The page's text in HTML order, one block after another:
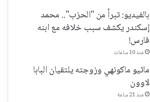
بالفيديو: تبرأ من "الحزب".. محمد
إسكندر يكشف سبب خلافه مع ابنه
فارس!
منذ 10 ساعات
ماثيو ماكونهي وزوجته يلتقيان البابا
لاوون
منذ 21 ساعة